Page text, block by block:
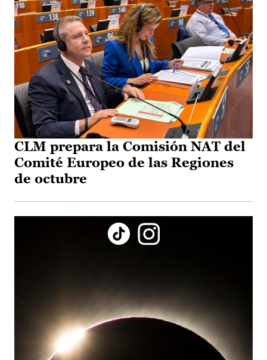
CLM prepara la Comisión NAT del
Comité Europeo de las Regiones
de octubre